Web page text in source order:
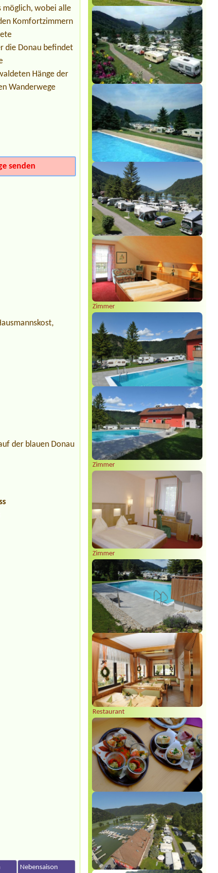
Termin ab 2026-08-07 |Camping via
Claudiasee
1x Stellplatz Kleinbus ohne Strom
Termin ab 2026-08-01 |
Storchencamp Rust
Bungalow, 2 adults, 2 children
Zimmer
Zimmer
Zimmer
Restaurant
möglich, wobei alle
Komfortzimmern
die Donau befindet
Hänge der
Wanderwege
senden
der blauen Donau
Nebensaison